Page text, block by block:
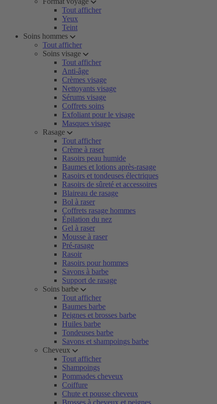
Tout afficher
Yeux
Teint
Soins hommes
Tout afficher
Soins visage
Tout afficher
Anti-âge
Crèmes visage
Nettoyants visage
Sérums visage
Coffrets soins
Exfoliant pour le visage
Masques visage
Rasage
Tout afficher
Crème à raser
Rasoirs peau humide
Baumes et lotions après-rasage
Rasoirs et tondeuses électriques
Rasoirs de sûreté et accessoires
Blaireau de rasage
Bol à raser
Coffrets rasage hommes
Épilation du nez
Gel à raser
Mousse à raser
Pré-rasage
Rasoir
Rasoirs pour hommes
Savons à barbe
Support de rasage
Soins barbe
Tout afficher
Baumes barbe
Peignes et brosses barbe
Huiles barbe
Tondeuses barbe
Savons et shampoings barbe
Cheveux
Tout afficher
Shampoings
Pommades cheveux
Coiffure
Chute et pousse cheveux
Brosses à cheveux et peignes